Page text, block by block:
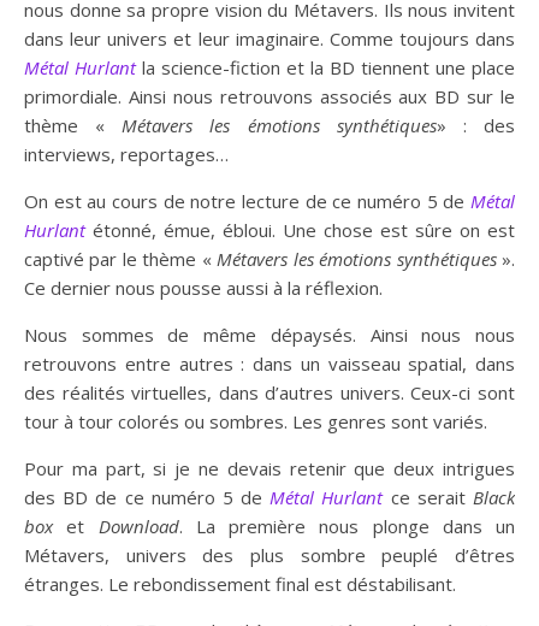
nous donne sa propre vision du Métavers. Ils nous invitent
dans leur univers et leur imaginaire. Comme toujours dans
Métal Hurlantla science-fiction et la BD tiennent une place
primordiale. Ainsi nous retrouvons associés aux BD sur le
thème «Métavers les émotions synthétiques» : des
interviews, reportages…
On est au cours de notre lecture de ce numéro 5 de Métal
Hurlantétonné, émue, ébloui. Une chose est sûre on est
captivé par le thème «Métavers les émotions synthétiques».
Ce dernier nous pousse aussi à la réflexion.
Nous sommes de même dépaysés. Ainsi nous nous
retrouvons entre autres : dans un vaisseau spatial, dans
des réalités virtuelles, dans d’autres univers. Ceux-ci sont
tour à tour colorés ou sombres. Les genres sont variés.
Pour ma part, si je ne devais retenir que deux intrigues
des BD de ce numéro 5 deMétal Hurlant ce seraitBlack
boxet Download. La première nous plonge dans un
Métavers, univers des plus sombre peuplé d’êtres
étranges. Le rebondissement final est déstabilisant.